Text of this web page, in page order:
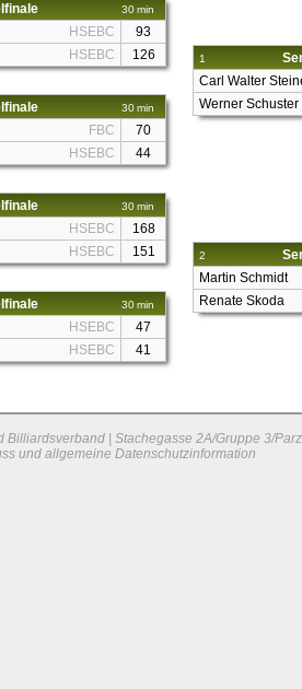
30 min
HSEBC
93
HSEBC 126
30 min
FBC
70
HSEBC 44
30 min
HSEBC
168
HSEBC 151
30 min
HSEBC
47
HSEBC 41
1
Carl Walter
Werner Schuster
2
Martin Schmidt
Renate Skoda
Billiardsverband | Stachegasse 2A/Gruppe 3/
und allgemeine Datenschutzinformation